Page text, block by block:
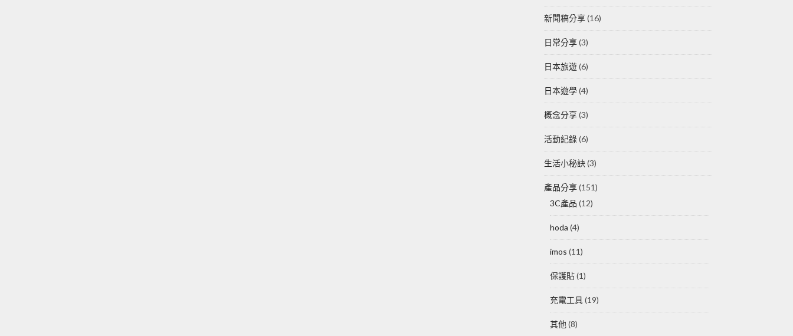
新聞稿分享(16)
日常分享(3)
日本旅遊(6)
日本遊學(4)
概念分享(3)
活動紀錄(6)
生活小秘訣(3)
產品分享(151)
3C產品 (12)
hoda (4)
imos (11)
保護貼(1)
充電工具(19)
其他 (8)